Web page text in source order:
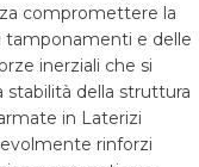
compromettere la
tamponamenti e delle
inerziali che si
stabilità della struttura
in Laterizi
rinforzi